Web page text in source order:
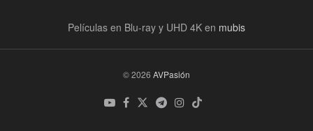
Películas en Blu-ray y UHD 4K en mubis
© 2026 AVPasión